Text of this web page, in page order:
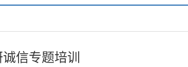
信专题培训